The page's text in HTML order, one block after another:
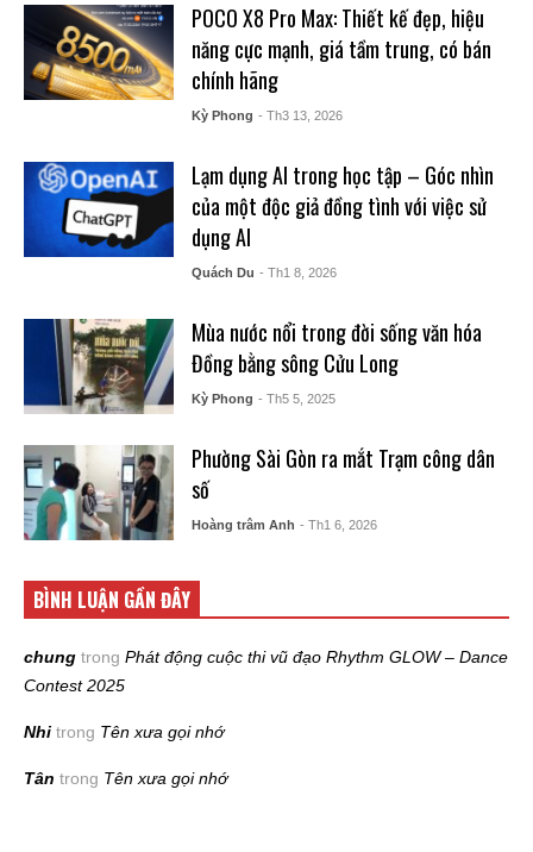
POCO X8 Pro Max: Thiết kế đẹp, hiệu
năng cực mạnh, giá tầm trung, có bán
chính hãng
Kỳ Phong - Th3 13, 2026
Lạm dụng AI trong học tập – Góc nhìn
của một độc giả đồng tình với việc sử
dụng AI
Quách Du - Th1 8, 2026
Mùa nước nổi trong đời sống văn hóa
Đồng bằng sông Cửu Long
Kỳ Phong - Th5 5, 2025
Phường Sài Gòn ra mắt Trạm công dân
số
Hoàng trâm Anh - Th1 6, 2026
BÌNH LUẬN GẦN ĐÂY
chung trong Phát động cuộc thi vũ đạo Rhythm GLOW – Dance
Contest 2025
Nhi trong Tên xưa gọi nhớ
Tân trong Tên xưa gọi nhớ